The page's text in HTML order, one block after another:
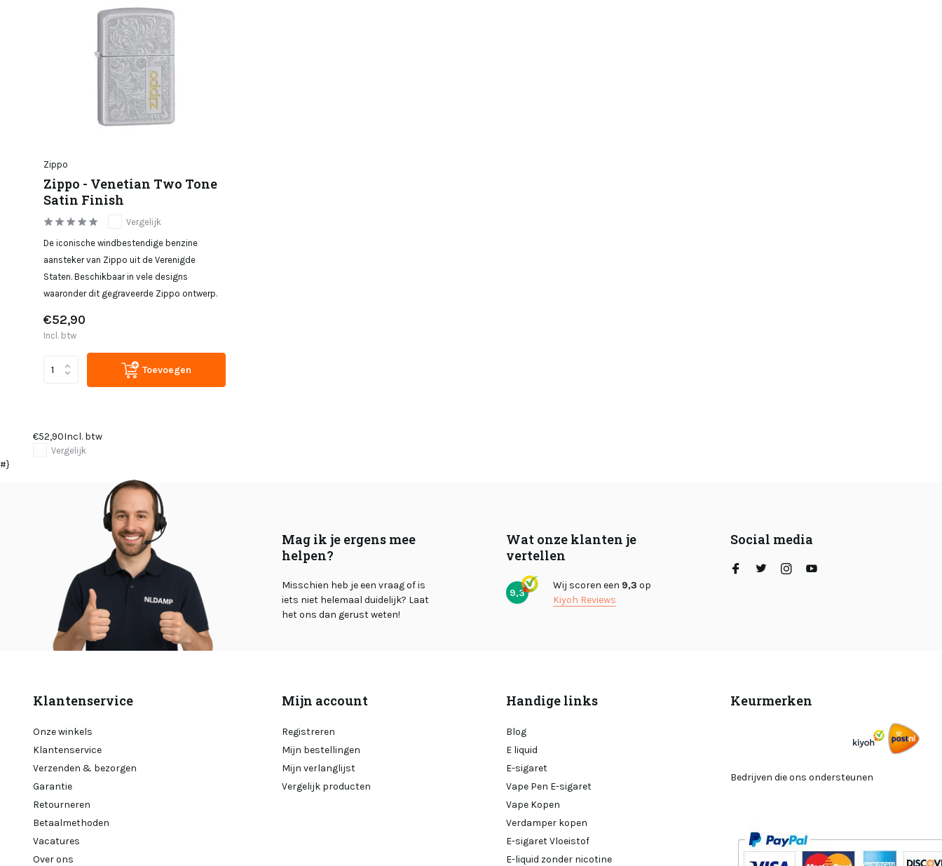
Zippo
Zippo - Venetian Two Tone
Satin Finish
Vergelijk
De iconische windbestendige benzine
aansteker van Zippo uit de Verenigde
Staten. Beschikbaar in vele designs
waaronder dit gegraveerde Zippo ontwerp.
€52,90
Incl. btw
Toevoegen
€52,90Incl. btw
Vergelijk
#}
Mag ik je ergens mee
helpen?
Misschien heb je een vraag of is
iets niet helemaal duidelijk? Laat
het ons dan gerust weten!
Wat onze klanten je
vertellen
9,3
Wij scoren een 9,3 op
Kiyoh Reviews
Social media
Klantenservice
Onze winkels
Klantenservice
Verzenden & bezorgen
Garantie
Retourneren
Betaalmethoden
Vacatures
Over ons
Mijn account
Registreren
Mijn bestellingen
Mijn verlanglijst
Vergelijk producten
Handige links
Blog
E liquid
E-sigaret
Vape Pen E-sigaret
Vape Kopen
Verdamper kopen
E-sigaret Vloeistof
E-liquid zonder nicotine
Keurmerken
Bedrijven die ons ondersteunen